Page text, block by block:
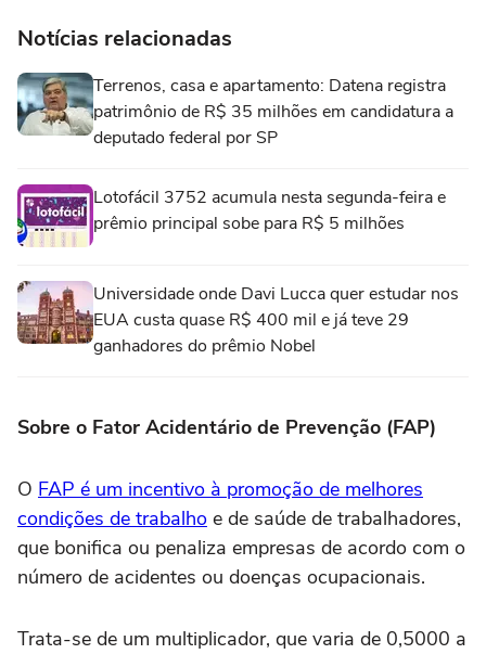
Notícias relacionadas
Terrenos, casa e apartamento: Datena registra
patrimônio de R$ 35 milhões em candidatura a
deputado federal por SP
Lotofácil 3752 acumula nesta segunda-feira e
prêmio principal sobe para R$ 5 milhões
Universidade onde Davi Lucca quer estudar nos
EUA custa quase R$ 400 mil e já teve 29
ganhadores do prêmio Nobel
Sobre o Fator Acidentário de Prevenção (FAP)
O FAP é um incentivo à promoção de melhores
condições de trabalho e de saúde de trabalhadores,
que bonifica ou penaliza empresas de acordo com o
número de acidentes ou doenças ocupacionais.
Trata-se de um multiplicador, que varia de 0,5000 a